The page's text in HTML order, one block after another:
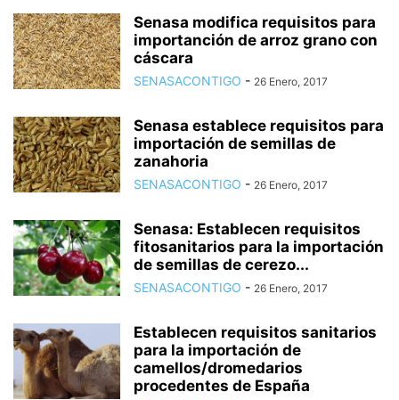
Senasa modifica requisitos para
importanción de arroz grano con
cáscara
SENASACONTIGO - 26 Enero, 2017
Senasa establece requisitos para
importación de semillas de
zanahoria
SENASACONTIGO - 26 Enero, 2017
Senasa: Establecen requisitos
fitosanitarios para la importación
de semillas de cerezo...
SENASACONTIGO - 26 Enero, 2017
Establecen requisitos sanitarios
para la importación de
camellos/dromedarios
procedentes de España